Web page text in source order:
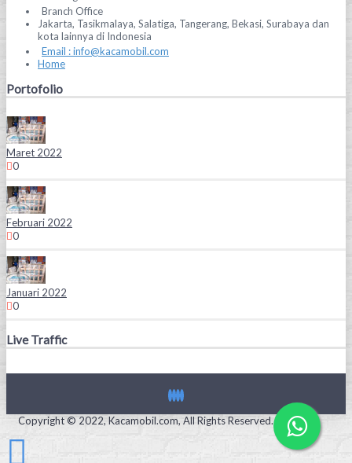
Branch Office
Jakarta, Tasikmalaya, Salatiga, Tangerang, Bekasi, Surabaya dan
kota lainnya di Indonesia
Email : info@kacamobil.com
Home
Portofolio
Maret 2022
0
Februari 2022
0
Januari 2022
0
Live Traffic
Copyright © 2022, Kacamobil.com, All Rights Reserved.